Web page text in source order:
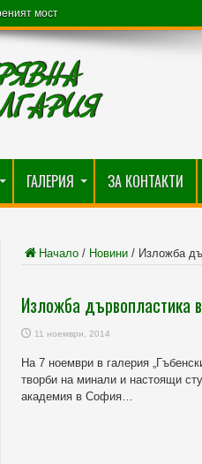
мост
ГАЛЕРИЯ ЗА КОНТАКТИ
Начало / Новини / Изложба
Изложба дървопластика
11 ноември, 2014
На 7 ноември в галерия
творби на минали и настоящи
академия в София…